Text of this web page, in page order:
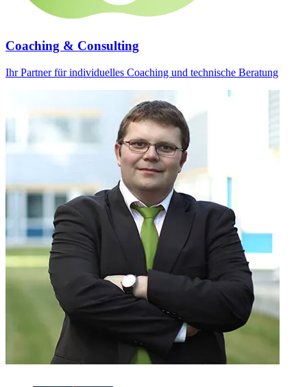
Coaching & Consulting
Ihr Partner für individuelles Coaching und technische Beratung